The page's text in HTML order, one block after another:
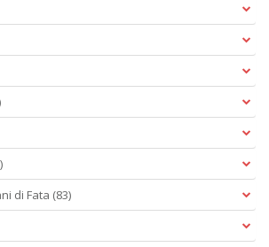
di Fata (83)